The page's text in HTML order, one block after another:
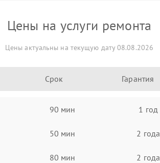
Цены на услуги ремонта
Цены актуальны на текущую дату 08.08.2026
Срок Гарантия
90 мин 1 год
50 мин 2 года
80 мин 2 года